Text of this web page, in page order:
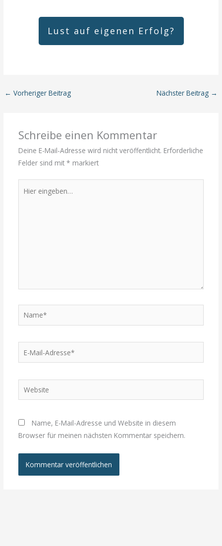
Lust auf eigenen Erfolg?
← Vorheriger Beitrag Nächster Beitrag →
Schreibe einen Kommentar
Deine E-Mail-Adresse wird nicht veröffentlicht. Erforderliche
Felder sind mit * markiert
eingeben…
Name*
Mail-
Website
Name, E-Mail-Adresse und Website in diesem
Browser für meinen nächsten Kommentar speichern.